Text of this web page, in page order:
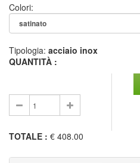
Colori:
Tipologia: acciaio inox
QUANTITÀ :
TOTALE : € 408.00